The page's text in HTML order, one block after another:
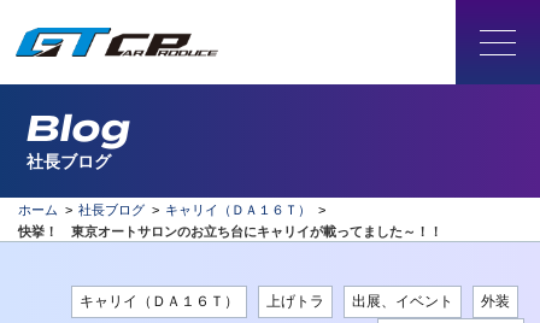
Blog
社長ブログ
ホーム > 社長ブログ > キャリイ（ＤＡ１６Ｔ）
>
快挙！ 東京オートサロンのお立ち台にキャリイが載ってました～！！
キャリイ（ＤＡ１６Ｔ） 上げトラ 出展、イベント
外装